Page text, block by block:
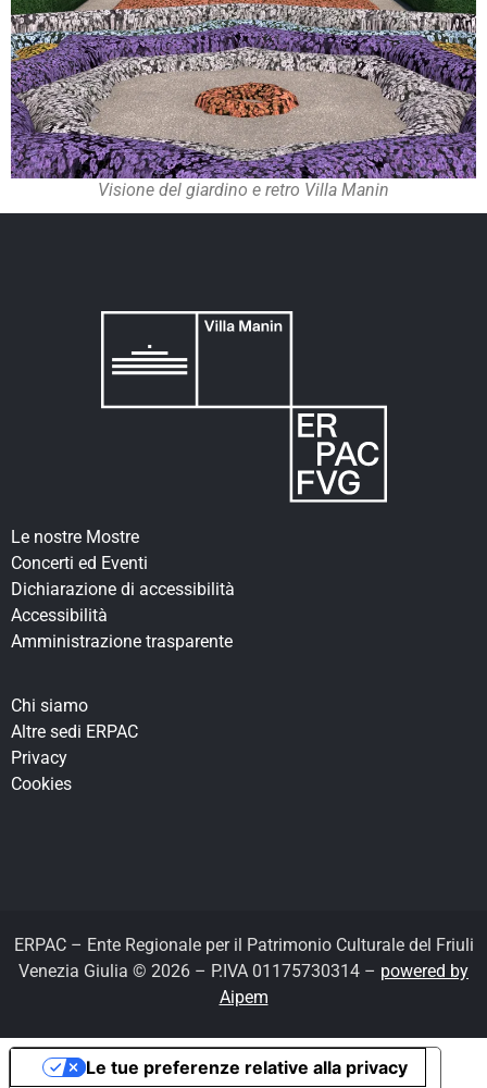
Visione del giardino e retro Villa Manin
Le nostre Mostre
Concerti ed Eventi
Dichiarazione di accessibilità
Accessibilità
Amministrazione trasparente
Chi siamo
Altre sedi ERPAC
Privacy
Cookies
ERPAC – Ente Regionale per il Patrimonio Culturale del Friuli
Venezia Giulia © 2026 – P.IVA 01175730314 – powered by
Aipem
Le tue preferenze relative alla privacy